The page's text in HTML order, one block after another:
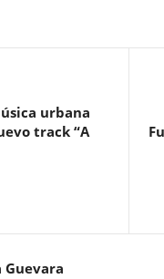
urbana
track “A
Guevara